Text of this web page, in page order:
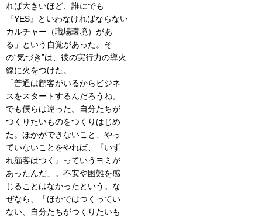
れば大きいほど、誰にでも
『YES』といわなければならない
カルチャー（職場環境）があ
る」という自覚があった。そ
の“気づき”は、彼の実行力の導火
線に火をつけた。
「普通は顧客がいるからビジネ
スをスタートするんだろうね。
でも僕らは違った。自分たちが
つくりたいものをつくりはじめ
た。ほかができないこと、やっ
ていないことをやれば、『いず
れ顧客はつく』っていうヨミが
あったんだ」。不安や困難を感
じることはなかったという。な
ぜなら、「ほかではつくってい
ない、自分たちがつくりたいも